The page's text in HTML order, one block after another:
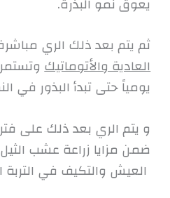
ثم يتم بعد ذلك الري
العادية والأتوماتيك
يومياً حتى تبدأ البذور في
و يتم الري بعد ذلك على
ضمن مزايا زراعة عشب
العيش والتكيف في التربة